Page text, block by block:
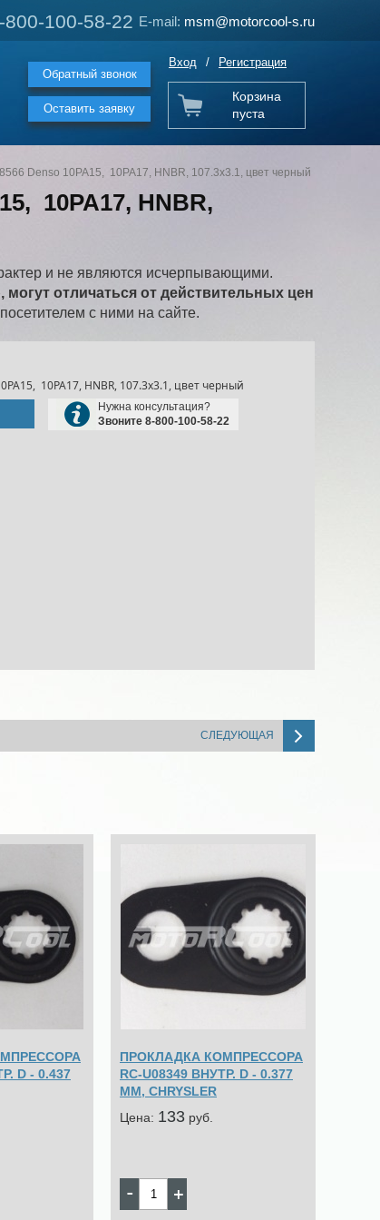
100-58-22 E-mail: msm@motorcool-s.ru
Обратный звонок
Оставить заявку
800-100-58-22 E-mail: msm@motorcool-s.ru
Вход / Регистрация
Корзина
пуста
Denso 10PA15, 10PA17, HNBR, 107.3х3.1, цвет черный
10PA17, HNBR,
и не являются исчерпывающими.
отличаться от действительных цен
с ними на сайте.
10PA17, HNBR, 107.3х3.1, цвет черный
Нужна консультация?
Звоните 8-800-100-58-22
СЛЕДУЮЩАЯ
D - 0.437
ПРОКЛАДКА КОМПРЕССОРА
RC-U08349 ВНУТР. D - 0.377
MM, CHRYSLER
Цена: 133 pуб.